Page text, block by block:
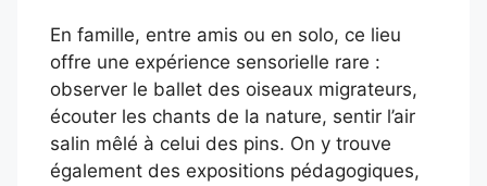
En famille, entre amis ou en solo, ce lieu
offre une expérience sensorielle rare :
observer le ballet des oiseaux migrateurs,
écouter les chants de la nature, sentir l’air
salin mêlé à celui des pins. On y trouve
également des expositions pédagogiques,